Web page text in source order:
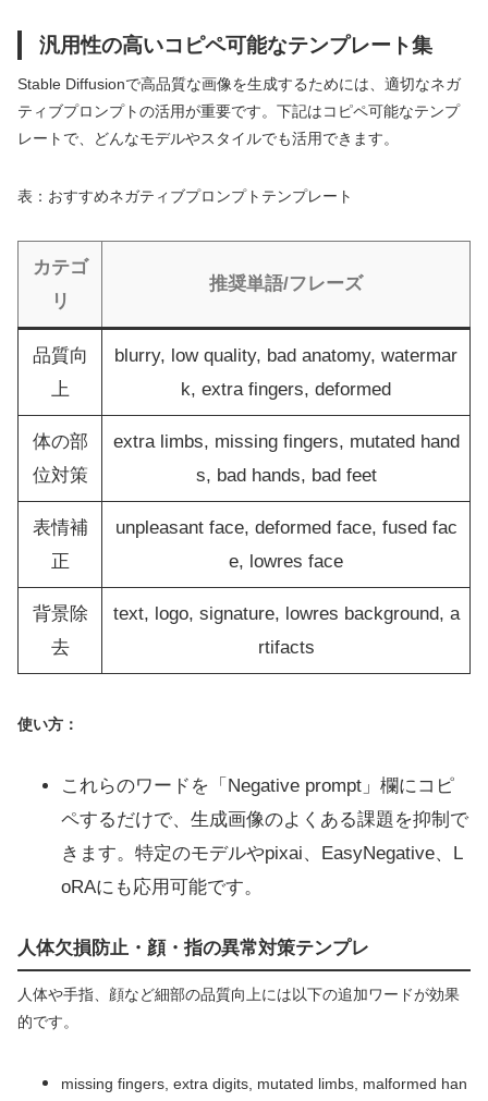
汎用性の高いコピペ可能なテンプレート集
Stable Diffusionで高品質な画像を生成するためには、適切なネガ
ティブプロンプトの活用が重要です。下記はコピペ可能なテンプ
レートで、どんなモデルやスタイルでも活用できます。
表：おすすめネガティブプロンプトテンプレート
カテゴ
リ
推奨単語/フレーズ
品質向
上
blurry, low quality, bad anatomy, watermar
k, extra fingers, deformed
体の部
位対策
extra limbs, missing fingers, mutated hand
s, bad hands, bad feet
表情補
正
unpleasant face, deformed face, fused fac
e, lowres face
背景除
去
text, logo, signature, lowres background, a
rtifacts
使い方：
これらのワードを「Negative prompt」欄にコピ
ペするだけで、生成画像のよくある課題を抑制で
きます。特定のモデルやpixai、EasyNegative、L
oRAにも応用可能です。
人体欠損防止・顔・指の異常対策テンプレ
人体や手指、顔など細部の品質向上には以下の追加ワードが効果
的です。
missing fingers, extra digits, mutated limbs, malformed han